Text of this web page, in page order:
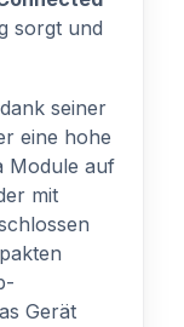
sorgt und
seiner
eine hohe
Module auf
mit
Gerät